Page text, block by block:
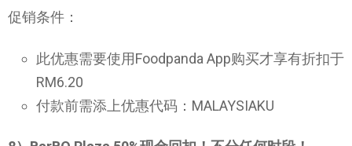
促销条件：
此优惠需要使用Foodpanda App购买才享有折扣于
RM6.20
付款前需添上优惠代码：MALAYSIAKU